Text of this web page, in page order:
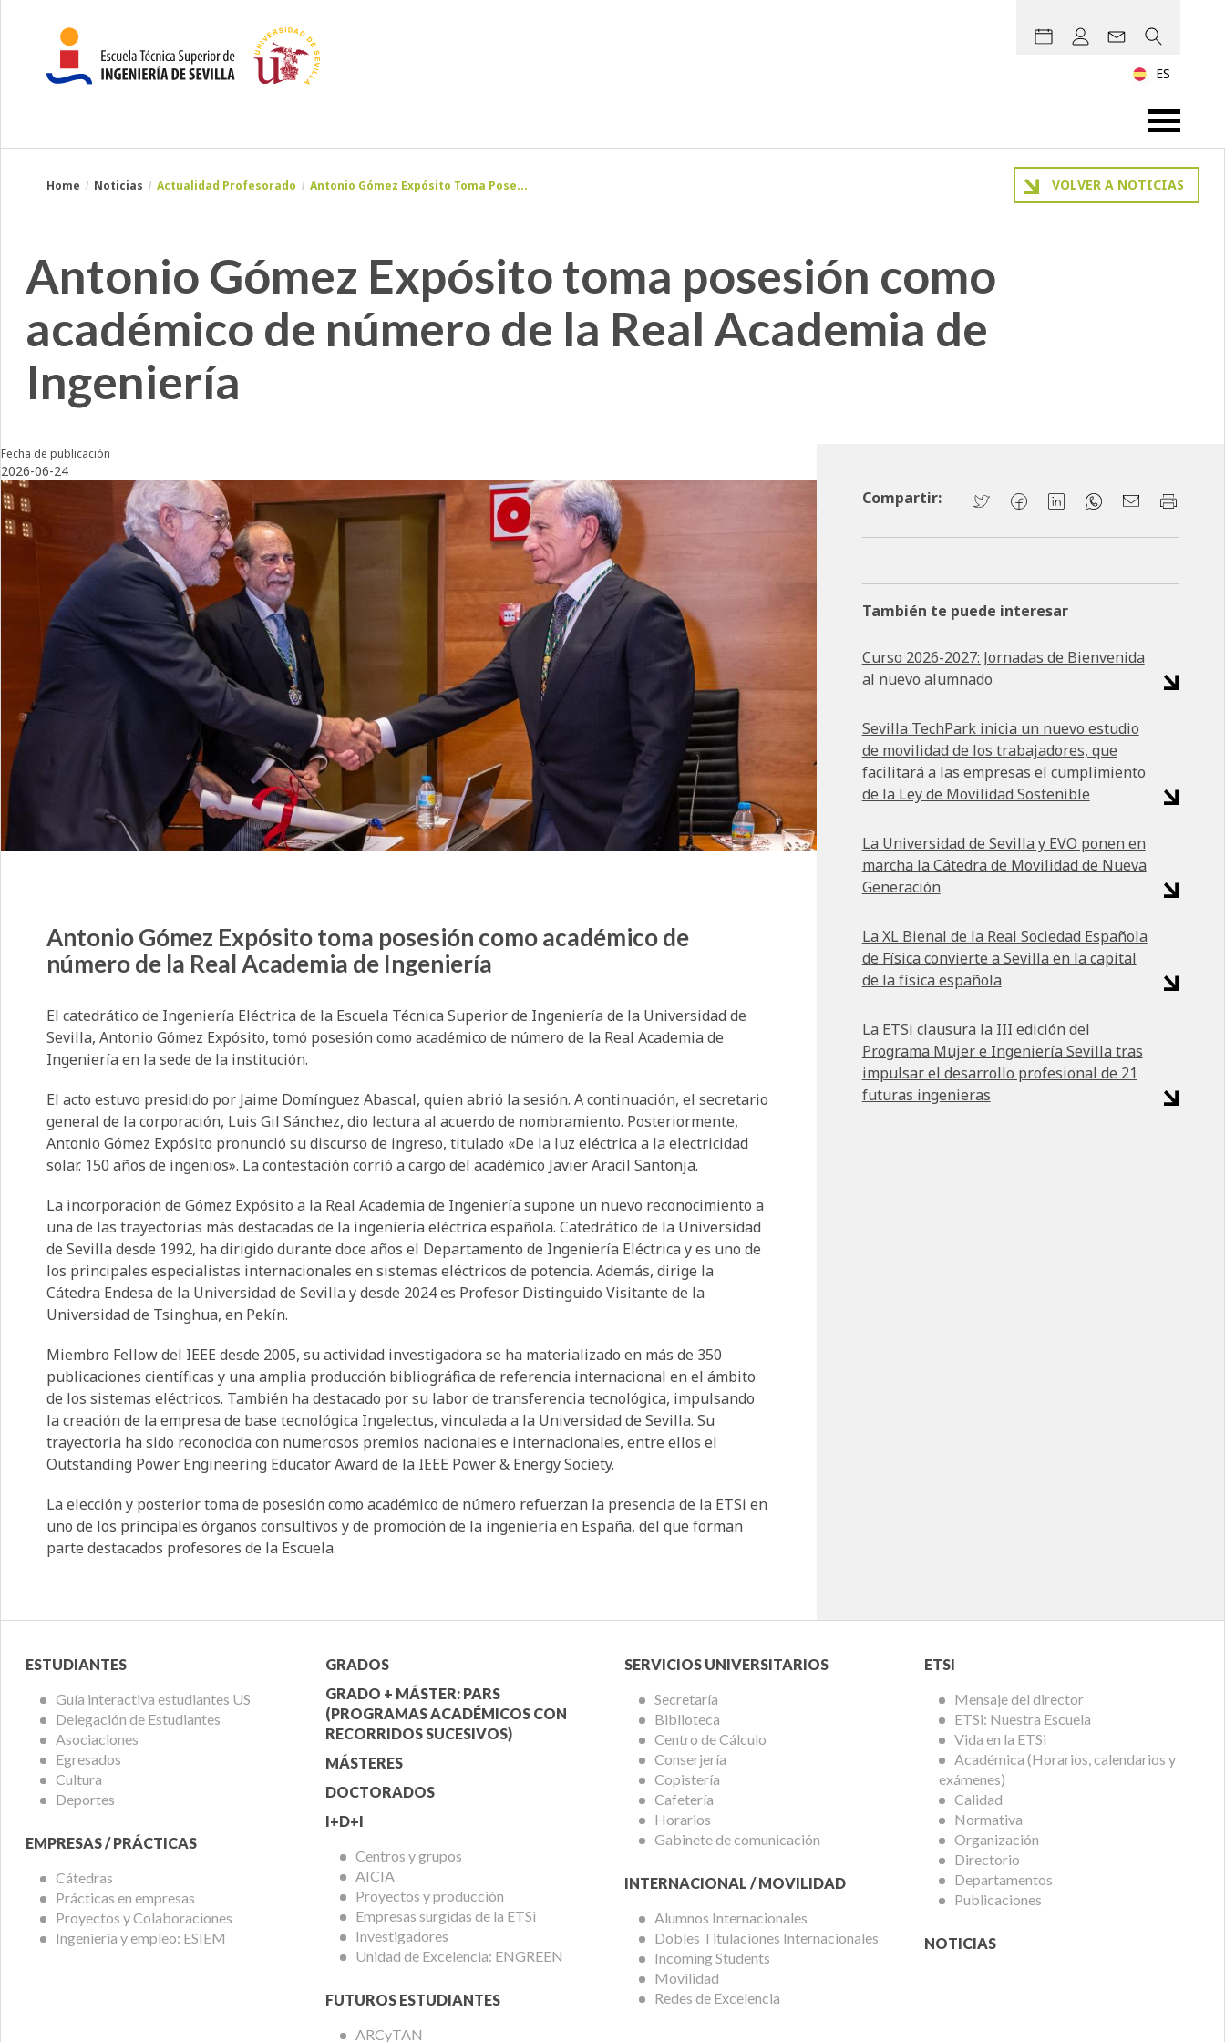
VOLVER A NOTICIAS
Breadcrumbs
You
Home Noticias Actualidad Profesorado Antonio Gómez Expósito Toma Pose...
Antonio Gómez Expósito toma posesión como
académico de número de la Real Academia de
Ingeniería
Fecha de publicación
2026-06-24
Antonio Gómez Expósito toma posesión como académico de
número de la Real Academia de Ingeniería
El catedrático de Ingeniería Eléctrica de la Escuela Técnica Superior de Ingeniería de la Universidad de
Sevilla, Antonio Gómez Expósito, tomó posesión como académico de número de la Real Academia de
Ingeniería en la sede de la institución.
El acto estuvo presidido por Jaime Domínguez Abascal, quien abrió la sesión. A continuación, el secretario
general de la corporación, Luis Gil Sánchez, dio lectura al acuerdo de nombramiento. Posteriormente,
Antonio Gómez Expósito pronunció su discurso de ingreso, titulado «De la luz eléctrica a la electricidad
solar. 150 años de ingenios». La contestación corrió a cargo del académico Javier Aracil Santonja.
La incorporación de Gómez Expósito a la Real Academia de Ingeniería supone un nuevo reconocimiento a
una de las trayectorias más destacadas de la ingeniería eléctrica española. Catedrático de la Universidad
de Sevilla desde 1992, ha dirigido durante doce años el Departamento de Ingeniería Eléctrica y es uno de
los principales especialistas internacionales en sistemas eléctricos de potencia. Además, dirige la
Cátedra Endesa de la Universidad de Sevilla y desde 2024 es Profesor Distinguido Visitante de la
Universidad de Tsinghua, en Pekín.
Miembro Fellow del IEEE desde 2005, su actividad investigadora se ha materializado en más de 350
publicaciones científicas y una amplia producción bibliográfica de referencia internacional en el ámbito
de los sistemas eléctricos. También ha destacado por su labor de transferencia tecnológica, impulsando
la creación de la empresa de base tecnológica Ingelectus, vinculada a la Universidad de Sevilla. Su
trayectoria ha sido reconocida con numerosos premios nacionales e internacionales, entre ellos el
Outstanding Power Engineering Educator Award de la IEEE Power & Energy Society.
La elección y posterior toma de posesión como académico de número refuerzan la presencia de la ETSi en
uno de los principales órganos consultivos y de promoción de la ingeniería en España, del que forman
parte destacados profesores de la Escuela.
Compartir:
También te puede interesar
Curso 2026-2027: Jornadas de Bienvenida
al nuevo alumnado
Sevilla TechPark inicia un nuevo estudio
de movilidad de los trabajadores, que
facilitará a las empresas el cumplimiento
de la Ley de Movilidad Sostenible
La Universidad de Sevilla y EVO ponen en
marcha la Cátedra de Movilidad de Nueva
Generación
La XL Bienal de la Real Sociedad Española
de Física convierte a Sevilla en la capital
de la física española
La ETSi clausura la III edición del
Programa Mujer e Ingeniería Sevilla tras
impulsar el desarrollo profesional de 21
futuras ingenieras
Menú
Alumnos
ESTUDIANTES
Guía interactiva estudiantes US
Delegación de Estudiantes
Asociaciones
Egresados
Cultura
Deportes
EMPRESAS / PRÁCTICAS
Cátedras
Prácticas en empresas
Proyectos y Colaboraciones
Ingeniería y empleo: ESIEM
Menú
Oferta
Académica
GRADOS
GRADO + MÁSTER: PARS
(PROGRAMAS ACADÉMICOS CON
RECORRIDOS SUCESIVOS)
MÁSTERES
DOCTORADOS
I+D+I
Centros y grupos
AICIA
Proyectos y producción
Empresas surgidas de la ETSi
Investigadores
Unidad de Excelencia: ENGREEN
FUTUROS ESTUDIANTES
ARCyTAN
Menú
Servicios
Universitarios
SERVICIOS UNIVERSITARIOS
Secretaría
Biblioteca
Centro de Cálculo
Conserjería
Copistería
Cafetería
Horarios
Gabinete de comunicación
INTERNACIONAL / MOVILIDAD
Alumnos Internacionales
Dobles Titulaciones Internacionales
Incoming Students
Movilidad
Redes de Excelencia
Menú
ETSi
ETSI
Mensaje del director
ETSi: Nuestra Escuela
Vida en la ETSi
Académica (Horarios, calendarios y
exámenes)
Calidad
Normativa
Organización
Directorio
Departamentos
Publicaciones
NOTICIAS
ES